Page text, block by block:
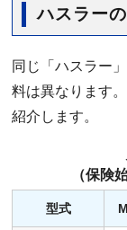
ハスラー
同じ「ハスラー
料は異なります
紹介します。
（保険
型式